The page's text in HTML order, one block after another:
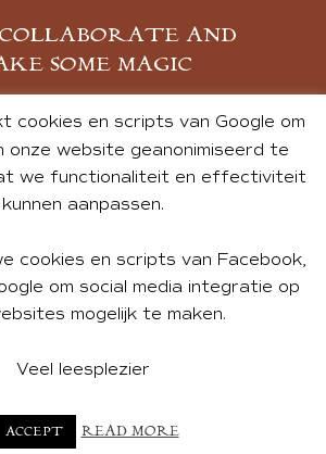
COLLABORATE AND
SOME MAGIC
MELD JE AAN
BUREAU 74
cookies en scripts van Google om
onze website geanonimiseerd te
we functionaliteit en effectiviteit
kunnen aanpassen.
cookies en scripts van Facebook,
om social media integratie op
mogelijk te maken.
Veel leesplezier
ACCEPT READ MORE